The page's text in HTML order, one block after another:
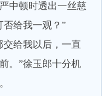
中顿时透出一丝慈
否给我一观？”
给我以后，一直
。”徐玉郎十分机